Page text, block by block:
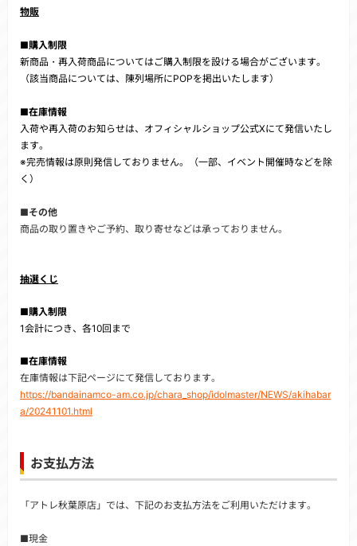
物販
■購入制限
新商品・再入荷商品についてはご購入制限を設ける場合がございます。
（該当商品については、陳列場所にPOPを掲出いたします）
■在庫情報
入荷や再入荷のお知らせは、オフィシャルショップ公式Xにて発信いたし
ます。
※完売情報は原則発信しておりません。（一部、イベント開催時などを除
く）
■その他
商品の取り置きやご予約、取り寄せなどは承っておりません。
抽選くじ
■購入制限
1会計につき、各10回まで
■在庫情報
在庫情報は下記ページにて発信しております。
https://bandainamco-am.co.jp/chara_shop/idolmaster/NEWS/akihabar
a/20241101.html
お支払方法
「アトレ秋葉原店」では、下記のお支払方法をご利用いただけます。
■現金